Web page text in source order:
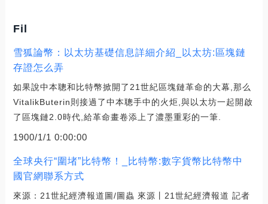
Fil
雪狐論幣：以太坊基礎信息詳細介紹_以太坊:區塊鏈
存證怎么弄
如果說中本聰和比特幣掀開了21世紀區塊鏈革命的大幕,那么
VitalikButerin則接過了中本聰手中的火炬,與以太坊一起開啟
了區塊鏈2.0時代,給革命畫卷添上了濃墨重彩的一筆.
1900/1/1 0:00:00
全球央行“圍堵”比特幣！_比特幣:數字貨幣比特幣中
國官網聯系方式
來源：21世紀經濟報道圖/圖蟲 來源丨21世紀經濟報道 記者